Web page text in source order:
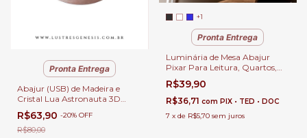
Pronta Entrega
Abajur (USB) de Madeira e
Cristal Lua Astronauta 3D
Para Enfeite, Quartos,
Escritório e Escrivaninhas
R$63,90 -20% OFF
R$80,00
+1
Pronta Entrega
Luminária de Mesa Abajur
Pixar Para Leitura, Quartos,
Escritório e Escrivaninhas
R$39,90
R$36,71 com PIX • TED • DOC
7 x de R$5,70 sem juros